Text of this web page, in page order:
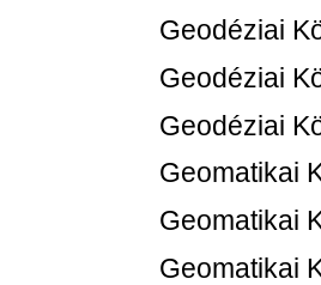
Geodéziai
Geodéziai
Geodéziai
Geomatikai
Geomatikai
Geomatikai